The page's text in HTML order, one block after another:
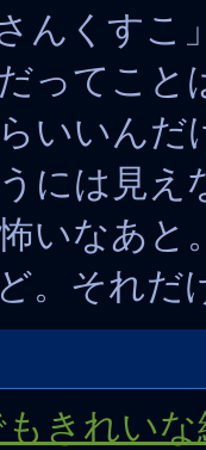
んくすこ
だってこと
いいんだ
には見え
いなあと
。それだ
きれい